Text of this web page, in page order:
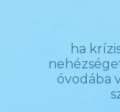
ha
óvodába